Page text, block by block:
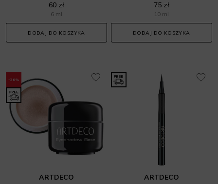
60 zł
6 ml
DODAJ DO KOSZYKA
75 zł
10 ml
DODAJ DO KOSZYKA
-30%
ARTDECO
ARTDECO